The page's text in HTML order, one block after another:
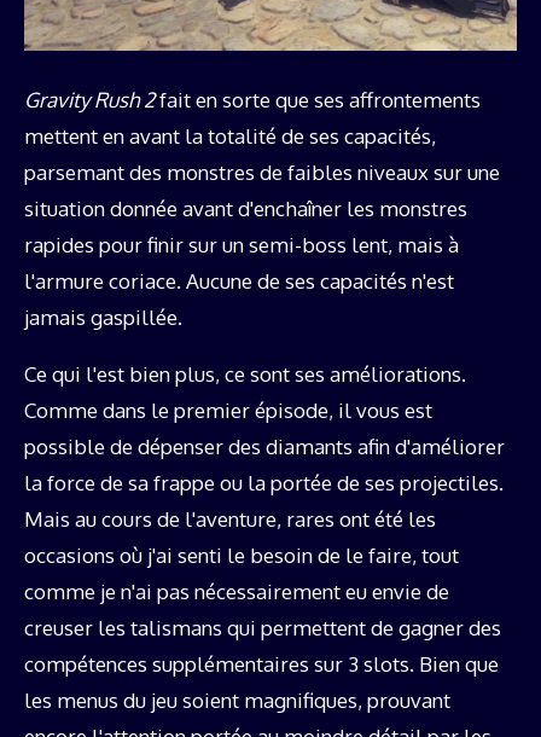
Gravity Rush 2fait en sorte que ses affrontements
mettent en avant la totalité de ses capacités,
parsemant des monstres de faibles niveaux sur une
situation donnée avant d'enchaîner les monstres
rapides pour finir sur un semi-boss lent, mais à
l'armure coriace. Aucune de ses capacités n'est
jamais gaspillée.
Ce qui l'est bien plus, ce sont ses améliorations.
Comme dans le premier épisode, il vous est
possible de dépenser des diamants afin d'améliorer
la force de sa frappe ou la portée de ses projectiles.
Mais au cours de l'aventure, rares ont été les
occasions où j'ai senti le besoin de le faire, tout
comme je n'ai pas nécessairement eu envie de
creuser les talismans qui permettent de gagner des
compétences supplémentaires sur 3 slots. Bien que
les menus du jeu soient magnifiques, prouvant